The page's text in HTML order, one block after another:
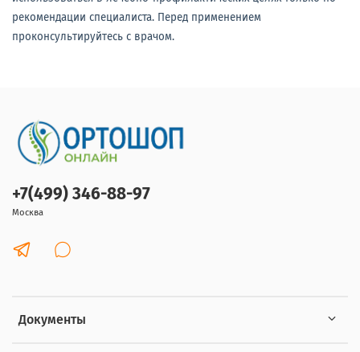
рекомендации специалиста. Перед применением
проконсультируйтесь с врачом.
Документы
+7(499) 346-88-97
Москва